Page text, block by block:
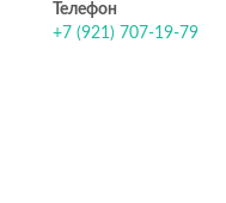
Телефон
+7 (921) 707-19-79